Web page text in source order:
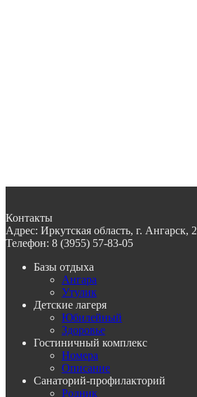
Контакты
Адрес: Иркутская область, г. Ангарск,
Телефон: 8 (3955) 57-83-05
Базы отдыха
Ангара
Утулик
Детские лагеря
Юбилейный
Здоровье
Гостиничный комплекс
Номера
Описание
Санаторий-профилакторий
Родник